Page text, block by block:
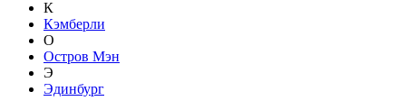
К
Кэмберли
О
Остров Мэн
Э
Эдинбург